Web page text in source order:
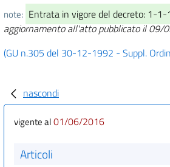
note: Entrata in vigore del decreto: 1-
aggiornamento all'atto pubblicato il 09/
(GU n.305 del 30-12-1992 - Suppl.
nascondi
vigente al01/06/2016
Articoli